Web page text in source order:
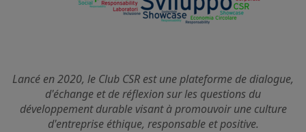
Lancé en 2020, le Club CSR est une plateforme de dialogue,
d'échange et de réflexion sur les questions du
développement durable visant à promouvoir une culture
d'entreprise éthique, responsable et positive.